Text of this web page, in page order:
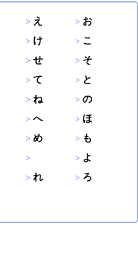
え
お
け
こ
せ
そ
て
と
ね
の
へ
ほ
め
も
よ
れ
ろ